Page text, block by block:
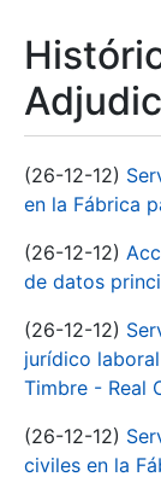
(26-12-12)
en la Fábrica
(26-12-12)
de datos
(26-12-12)
jurídico
Timbre - Real
(26-12-12)
civiles en la